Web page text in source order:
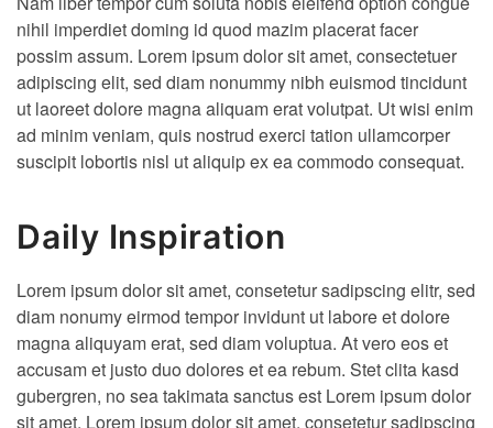
nihil imperdiet doming id quod mazim placerat facer
possim assum. Lorem ipsum dolor sit amet, consectetuer
adipiscing elit, sed diam nonummy nibh euismod tincidunt
ut laoreet dolore magna aliquam erat volutpat. Ut wisi enim
ad minim veniam, quis nostrud exerci tation ullamcorper
suscipit lobortis nisl ut aliquip ex ea commodo consequat.
Daily Inspiration
Lorem ipsum dolor sit amet, consetetur sadipscing elitr, sed
diam nonumy eirmod tempor invidunt ut labore et dolore
magna aliquyam erat, sed diam voluptua. At vero eos et
accusam et justo duo dolores et ea rebum. Stet clita kasd
gubergren, no sea takimata sanctus est Lorem ipsum dolor
sit amet. Lorem ipsum dolor sit amet, consetetur sadipscing